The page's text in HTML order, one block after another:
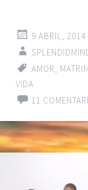
9 ABRIL, 2014
AMOR
VIDA
11